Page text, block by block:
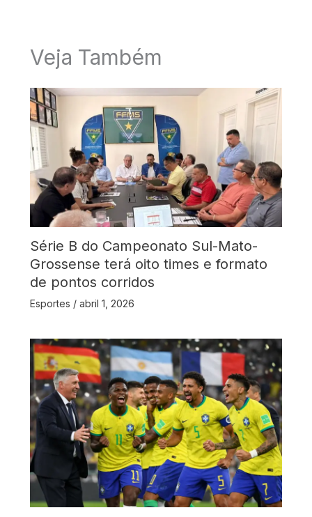
Veja Também
Série B do Campeonato Sul-Mato-
Grossense terá oito times e formato
de pontos corridos
Esportes / abril 1, 2026